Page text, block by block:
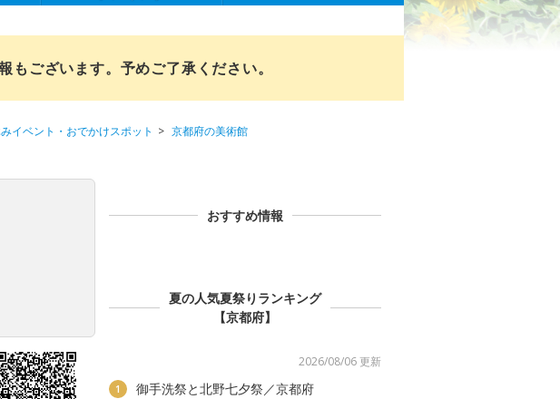
ございます。予めご了承ください。
イベント・おでかけスポット
京都府の美術館
おすすめ情報
夏の人気夏祭りランキング
【京都府】
2026/08/06 更新
1 御手洗祭と北野七夕祭／京都府